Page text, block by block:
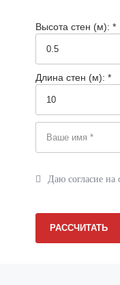
Сертификаты
Вопрос-ответ
Фотогалерея
Новости
Акции
Высота стен (м): *
Длина стен (м): *
Даю согласие на
РАССЧИТАТЬ